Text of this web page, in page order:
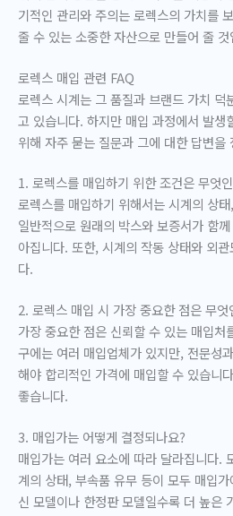
기적인 관리와 주의는 로렉스의 가치를
줄 수 있는 소중한 자산으로 만들어 줄 것
로렉스 매입 관련 FAQ
로렉스 시계는 그 품질과 브랜드 가치 덕
고 있습니다. 하지만 매입 과정에서 발생
위해 자주 묻는 질문과 그에 대한 답변을
1. 로렉스를 매입하기 위한 조건은 무엇
로렉스를 매입하기 위해서는 시계의 상
일반적으로 원래의 박스와 보증서가 함
아집니다. 또한, 시계의 작동 상태와 외
다.
2. 로렉스 매입 시 가장 중요한 점은 무엇
가장 중요한 점은 신뢰할 수 있는 매입
구에는 여러 매입업체가 있지만, 전문성
해야 합리적인 가격에 매입할 수 있습니
좋습니다.
3. 매입가는 어떻게 결정되나요?
매입가는 여러 요소에 따라 달라집니다.
계의 상태, 부속품 유무 등이 모두 매입
신 모델이나 한정판 모델일수록 더 높은